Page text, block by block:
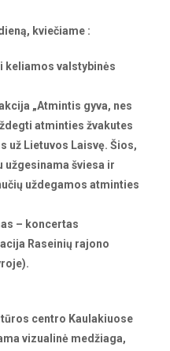
kviečiame :
keliamos valstybinės
„Atmintis gyva, nes
atminties žvakutes
už Lietuvos Laisvę. Šios,
šviesa ir
uždegamos atminties
– koncertas
Raseinių rajono
centro Kaulakiuose
vizualinė medžiaga,